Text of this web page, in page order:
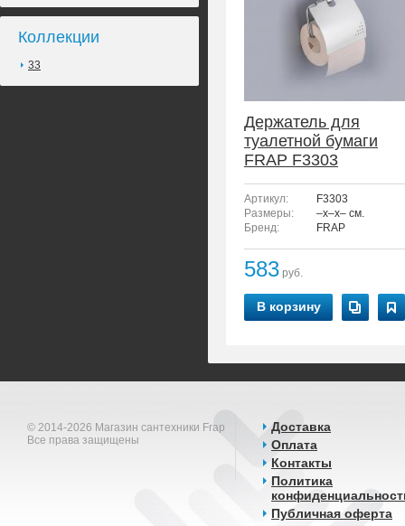
Коллекции
33
Держатель для
туалетной бумаги
FRAP F3303
Артикул:
F3303
Размеры:
–x–x– см.
Бренд:
FRAP
583 руб.
В корзину
© 2014-2026 Магазин сантехники Frap
Все права защищены
Доставка
Оплата
Контакты
Политика
Публичная оферта